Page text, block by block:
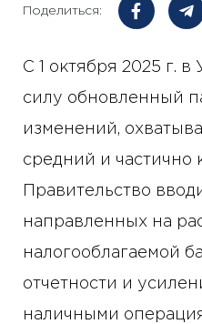
Поделиться:
С 1 октября 2025 г. в
силу обновленный
изменений,
средний и частично
Правительство
направленных на
налогооблагаемой
отчетности и
наличными